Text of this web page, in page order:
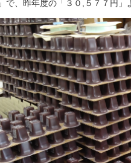
」で、昨年度の「３０,５７７円」